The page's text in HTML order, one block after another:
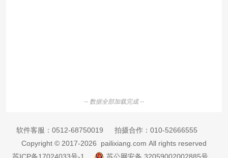
-- 数据全部加载完成 --
软件客服： 0512-68750019 拍摄合作： 010-52666555
Copyright © 2017-2026 pailixiang.com All rights reserved
苏ICP备17024033号-1
苏公网安备 32059002002885号